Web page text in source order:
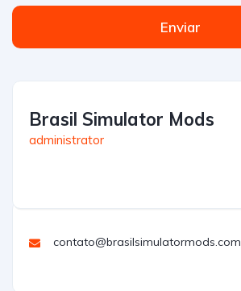
Enviar
Brasil Simulator Mods
administrator
contato@brasilsimulatormods.com